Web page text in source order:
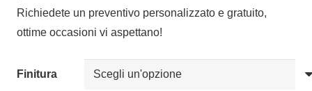
Richiedete un preventivo personalizzato e gratuito,
ottime occasioni vi aspettano!
Finitura